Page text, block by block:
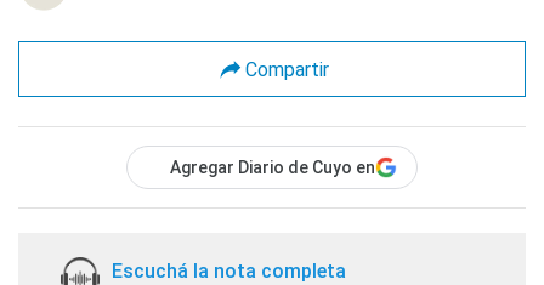
Compartir
Agregar Diario de Cuyo en
Escuchá la nota completa